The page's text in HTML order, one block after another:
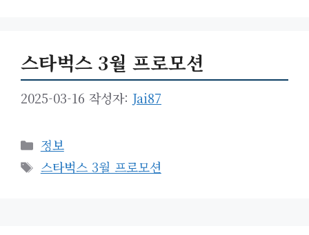
스타벅스 3월 프로모션
2025-03-16 작성자: Jai87
카
테
고
정보
태
스타벅스 3월 프로모션